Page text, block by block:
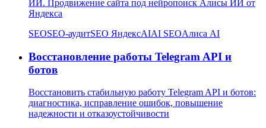
ИИ. Продвижение сайта под нейропоиск Алисы ИИ от
Яндекса
SEOSEO-аудитSEO ЯндексAIAI SEOАлиса AI
Восстановление работы Telegram API и
ботов
Восстановить стабильную работу Telegram API и ботов:
диагностика, исправление ошибок, повышение
надежности и отказоустойчивости